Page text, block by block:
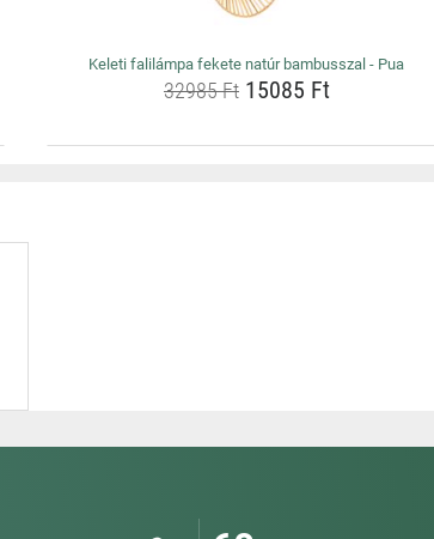
Keleti falilámpa fekete natúr bambusszal - Pua
32985 Ft15085 Ft